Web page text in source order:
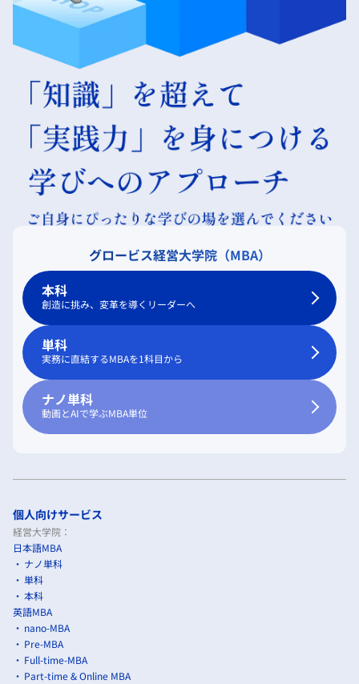
グロービス経営大学院（MBA）
本科
創造に挑み、変革を導くリーダーへ
単科
実務に直結するMBAを1科目から
ナノ単科
動画とAIで学ぶMBA単位
個人向けサービス
経営大学院：
日本語MBA
ナノ単科
単科
本科
英語MBA
nano-MBA
Pre-MBA
Full-time-MBA
Part-time & Online MBA